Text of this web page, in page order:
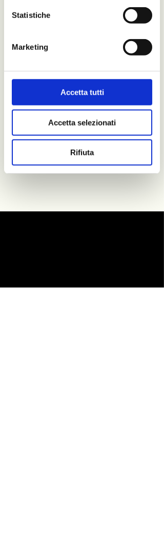
Statistiche
Marketing
Accetta tutti
Accetta selezionati
Rifiuta
Messaggio
Invia